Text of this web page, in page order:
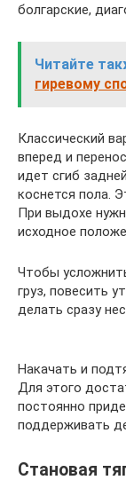
болгарские,
Читайте
гиревому
Классический
вперед и
идет сгиб
коснется пола.
При выдохе
исходное
Чтобы
груз, повесить
делать сразу
Накачать и
Для этого
постоянно
поддерживать
Становая